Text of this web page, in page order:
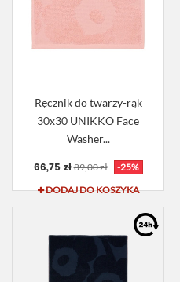
Ręcznik do twarzy-rąk
30x30 UNIKKO Face
Washer...
66,75 zł 89,00 zł
-25%
DODAJ DO KOSZYKA